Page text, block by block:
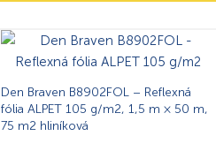
Den Braven B8902FOL – Reflexná
fólia ALPET 105 g/m2, 1,5 m × 50 m,
75 m2 hliníková